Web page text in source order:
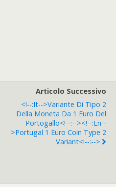
Articolo Successivo
<!--:it-->Variante Di Tipo 2
Della Moneta Da 1 Euro Del
Portogallo<!--:--><!--:en--
>Portugal 1 Euro Coin Type 2
Variant<!--:-->